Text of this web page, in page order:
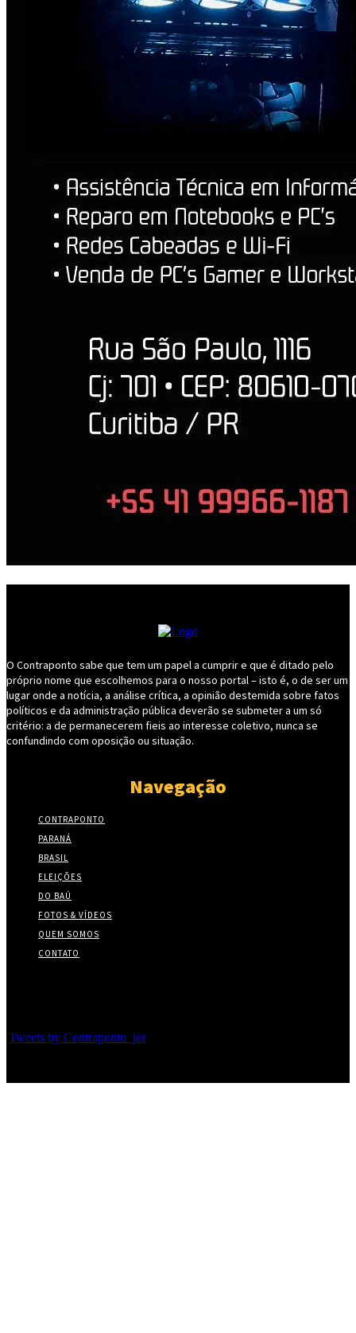
O Contraponto sabe que tem um papel a cumprir e que é ditado pelo
próprio nome que escolhemos para o nosso portal – isto é, o de ser um
lugar onde a notícia, a análise crítica, a opinião destemida sobre fatos
políticos e da administração pública deverão se submeter a um só
critério: a de permanecerem fieis ao interesse coletivo, nunca se
confundindo com oposição ou situação.
Navegação
CONTRAPONTO
PARANÁ
BRASIL
ELEIÇÕES
DO BAÚ
FOTOS & VÍDEOS
QUEM SOMOS
CONTATO
Tweets by Contraponto_jor